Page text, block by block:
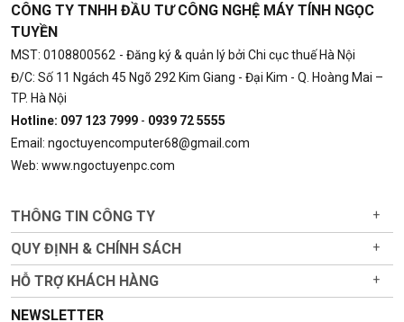
CÔNG TY TNHH ĐẦU TƯ CÔNG NGHỆ MÁY TÍNH NGỌC
TUYỀN
MST: 0108800562 - Đăng ký & quản lý bởi Chi cục thuế Hà Nội
Đ/C: Số 11 Ngách 45 Ngõ 292 Kim Giang - Đại Kim - Q. Hoàng Mai –
TP. Hà Nội
Hotline: 097 123 7999 - 0939 72 5555
Email: ngoctuyencomputer68@gmail.com
Web: www.ngoctuyenpc.com
THÔNG TIN CÔNG TY +
QUY ĐỊNH & CHÍNH SÁCH +
HỖ TRỢ KHÁCH HÀNG +
NEWSLETTER